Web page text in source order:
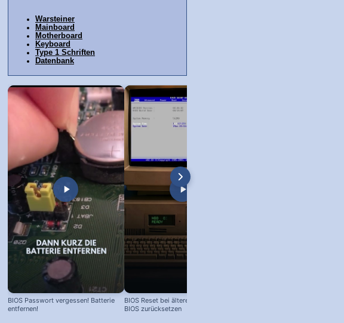
Warsteiner
Mainboard
Motherboard
Keyboard
Type 1 Schriften
Datenbank
BIOS Passwort vergessen! Batterie
entfernen!
BIOS Reset bei älteren Computern:
BIOS zurücksetzen